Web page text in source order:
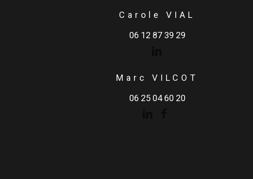
Carole VIAL
06 12 87 39 29
Marc VILCOT
06 25 04 60 20